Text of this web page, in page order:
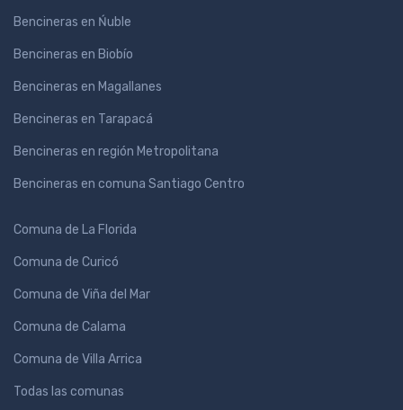
Bencineras en Ńuble
Bencineras en Biobío
Bencineras en Magallanes
Bencineras en Tarapacá
Bencineras en región Metropolitana
Bencineras en comuna Santiago Centro
Comuna de La Florida
Comuna de Curicó
Comuna de Viña del Mar
Comuna de Calama
Comuna de Villa Arrica
Todas las comunas